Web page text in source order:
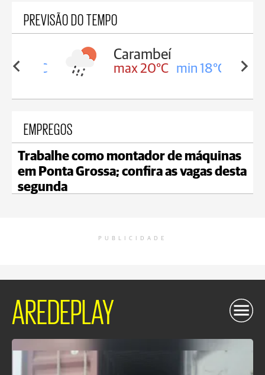
PREVISÃO DO TEMPO
18°C
Carambeí
max 20°C min 18°C
EMPREGOS
Trabalhe como montador de máquinas
em Ponta Grossa; confira as vagas desta
segunda
PUBLICIDADE
AREDEPLAY